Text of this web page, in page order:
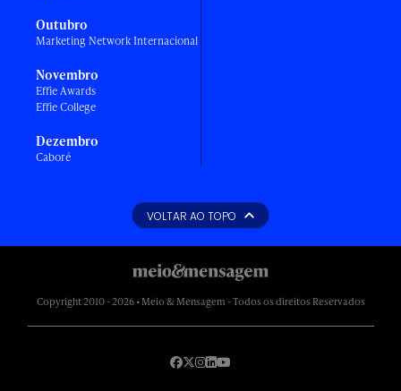
Outubro
Marketing Network Internacional
Novembro
Effie Awards
Effie College
Dezembro
Caboré
VOLTAR AO TOPO
Copyright 2010 - 2026 • Meio & Mensagem - Todos os direitos Reservados